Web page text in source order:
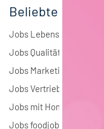
Beliebte Jobs
Jobs
Jobs
Jobs Marketing
Jobs Vertrieb
Jobs mit Homeoffice
Jobs foodjobs Active